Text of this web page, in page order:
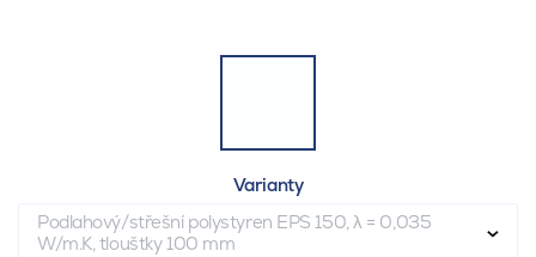
Varianty
Podlahový/střešní polystyren EPS 150, λ = 0,035
W/m.K, tloušťky 100 mm